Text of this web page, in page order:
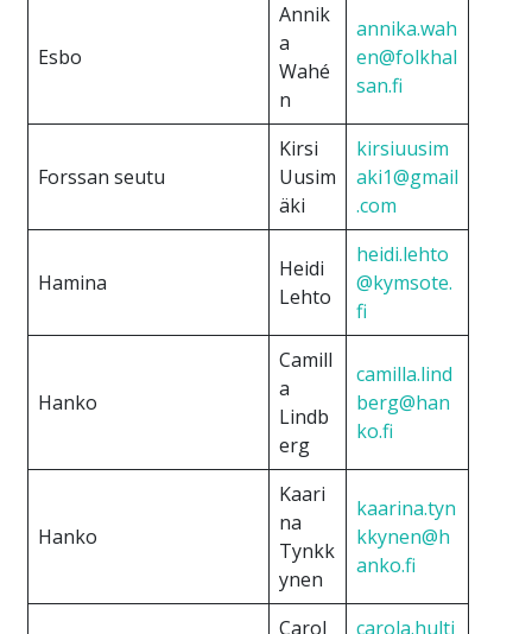
Esbo
Annik
a
Wahé
n
annika.wah
en@folkhal
san.fi
Forssan seutu
Kirsi
Uusim
äki
kirsiuusim
aki1@gmail
.com
Hamina
Heidi
Lehto
heidi.lehto
@kymsote.
fi
Hanko
Camill
a
Lindb
erg
camilla.lind
berg@han
ko.fi
Hanko
Kaari
na
Tynkk
ynen
kaarina.tyn
kkynen@h
anko.fi
Carol carola.hulti